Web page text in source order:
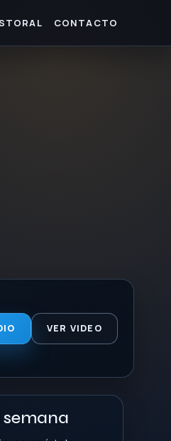
CONTACTO
VER VIDEO
semana